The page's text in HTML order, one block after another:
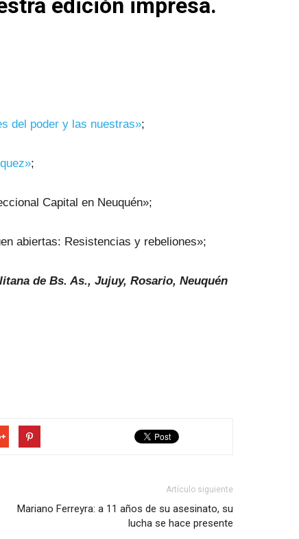
edición impresa.
del poder y las nuestras»;
;
Capital en Neuquén»;
abiertas: Resistencias y rebeliones»;
de Bs. As., Jujuy, Rosario, Neuquén
Artículo siguiente
Mariano Ferreyra: a 11 años de su asesinato, su
lucha se hace presente